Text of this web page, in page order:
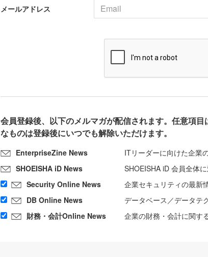
メールアドレス
会員登録後、以下のメルマガが配信されます。任意項
なものは登録後にいつでも解除いただけます。
EnterpriseZine News
ITリーダーに向けた企業
SHOEISHA iD News
SHOEISHA iD 会員全体
Security Online News
企業セキュリティの最新
DB Online News
データベース／データテ
財務・会計Online News
企業の財務・会計に関す